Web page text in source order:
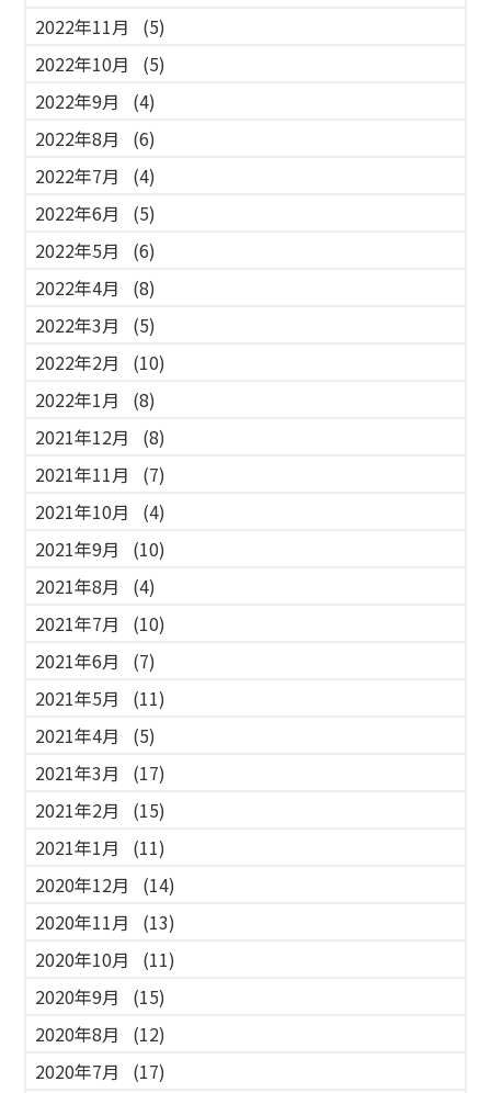
2022年11月
(5)
2022年10月
(5)
2022年9月
(4)
2022年8月
(6)
2022年7月
(4)
2022年6月
(5)
2022年5月
(6)
2022年4月
(8)
2022年3月
(5)
2022年2月
(10)
2022年1月
(8)
2021年12月
(8)
2021年11月
(7)
2021年10月
(4)
2021年9月
(10)
2021年8月
(4)
2021年7月
(10)
2021年6月
(7)
2021年5月
(11)
2021年4月
(5)
2021年3月
(17)
2021年2月
(15)
2021年1月
(11)
2020年12月
(14)
2020年11月
(13)
2020年10月
(11)
2020年9月
(15)
2020年8月
(12)
2020年7月
(17)